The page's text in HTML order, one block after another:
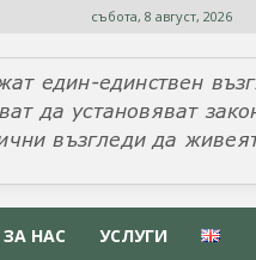
събота, 8 август, 2026
ЗА НАС УСЛУГИ